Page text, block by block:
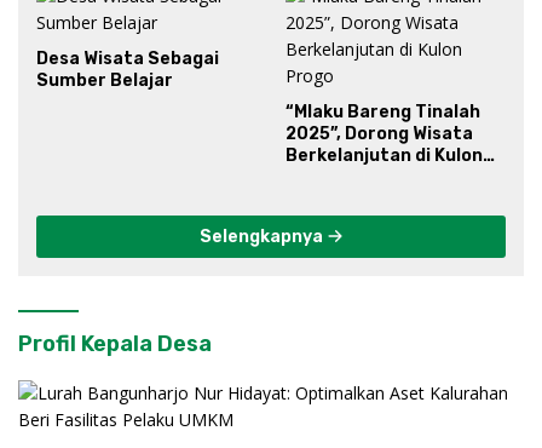
Desa Wisata Sebagai
Sumber Belajar
“Mlaku Bareng Tinalah
2025”, Dorong Wisata
Berkelanjutan di Kulon
Selengkapnya
Profil Kepala Desa